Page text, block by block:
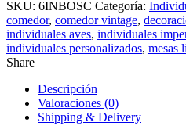
SKU: 6INBOSC Categoría:
comedor, comedor vintage,
individuales aves, individuales
individuales personalizados, mesas
Share
Descripción
Valoraciones (0)
Shipping & Delivery